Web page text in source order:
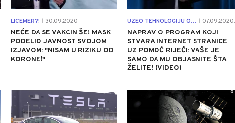
LICEMER?! 30.09.2020.
NEĆE DA SE VAKCINIŠE! MASK
PODELIO JAVNOST SVOJOM
IZJAVOM: "NISAM U RIZIKU OD
KORONE!"
UZEO TEHNOLOGIJU OD ILONA MASKA 07.09.2020.
NAPRAVIO PROGRAM KOJI
STVARA INTERNET STRANICE
UZ POMOĆ RIJEČI: VAŠE JE
SAMO DA MU OBJASNITE ŠTA
ŽELITE! (VIDEO)
0 0